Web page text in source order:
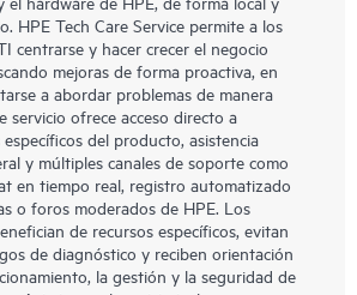
HPE Tech Care Service permite a los
centrarse y hacer crecer el negocio
mejoras de forma proactiva, en
a abordar problemas de manera
servicio ofrece acceso directo a
específicos del producto, asistencia
y múltiples canales de soporte como
en tiempo real, registro automatizado
o foros moderados de HPE. Los
de recursos específicos, evitan
de diagnóstico y reciben orientación
la gestión y la seguridad de